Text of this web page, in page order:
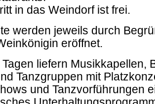
in das Weindorf ist frei.
werden jeweils durch
eröffnet.
liefern Musikkapellen,
Tanzgruppen mit
und Tanzvorführungen